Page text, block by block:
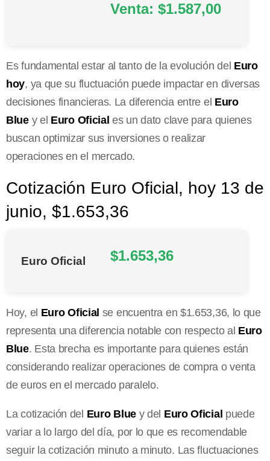
Venta: $1.587,00
Es fundamental estar al tanto de la evolución del Euro
hoy, ya que su fluctuación puede impactar en diversas
decisiones financieras. La diferencia entre el Euro
Bluey el Euro Oficial es un dato clave para quienes
buscan optimizar sus inversiones o realizar
operaciones en el mercado.
Cotización Euro Oficial, hoy 13 de
junio, $1.653,36
Euro Oficial $1.653,36
Hoy, el Euro Oficial se encuentra en $1.653,36, lo que
representa una diferencia notable con respecto al Euro
Blue. Esta brecha es importante para quienes están
considerando realizar operaciones de compra o venta
de euros en el mercado paralelo.
La cotización del Euro Bluey del Euro Oficial puede
variar a lo largo del día, por lo que es recomendable
seguir la cotización minuto a minuto. Las fluctuaciones